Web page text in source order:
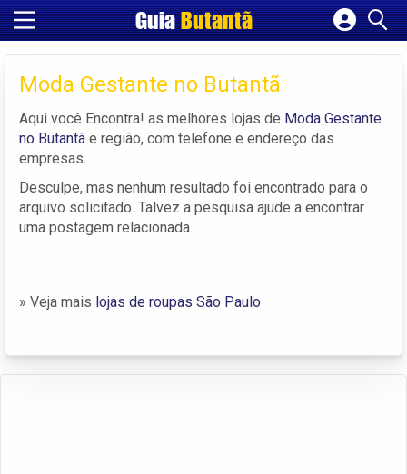
GuiaButantã
Cadastrar empresa
Criar conta
Moda Gestante no Butantã
Aqui você Encontra! as melhores lojas de Moda Gestante
no Butantã e região, com telefone e endereço das
empresas.
Desculpe, mas nenhum resultado foi encontrado para o
arquivo solicitado. Talvez a pesquisa ajude a encontrar
uma postagem relacionada.
» Veja mais lojas de roupas São Paulo